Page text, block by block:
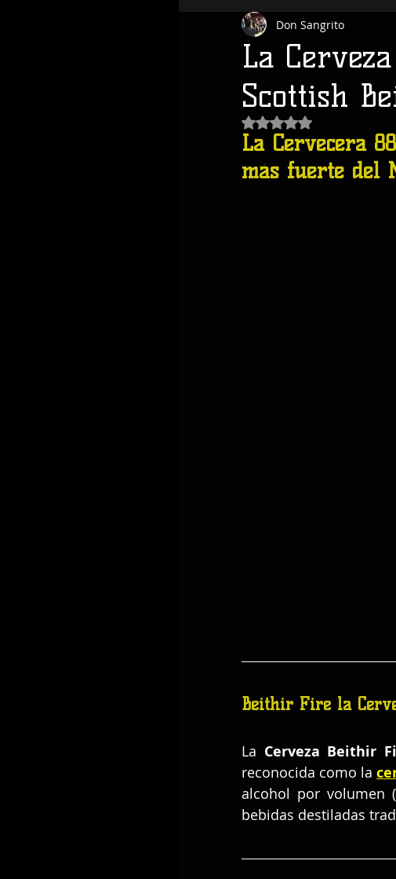
El Alcohol y la Salud Bares y
Coctelería
La
Scottish
Don Sangrito
Obtuvo NaN de 5
La Cervecera
más fuerte del
Beithir Fire la
La Cerveza Beithir
reconocida como la
alcohol por volumen
bebidas destiladas